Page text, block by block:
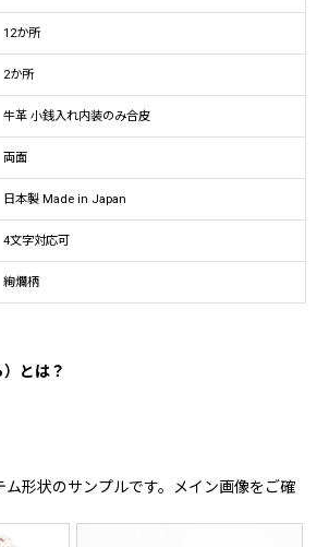
12か所
2か所
牛革 小銭入れ内装のみ合皮
両面
日本製 Made in Japan
4文字対応可
絢爛柄
とは？
形状のサンプルです。メイン画像をご確